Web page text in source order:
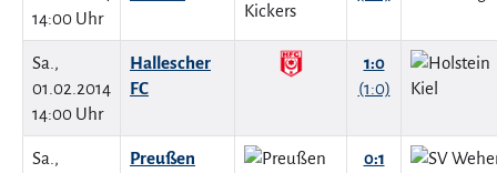
14:00 Uhr
Sa.,
01.02.2014
14:00 Uhr
Hallescher
FC
1:0
(1:0)
Sa.,
Preußen
0:1